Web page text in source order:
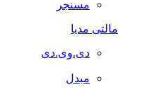
مسنجر
مالتی مدیا
دی.وی.دی
مبدل